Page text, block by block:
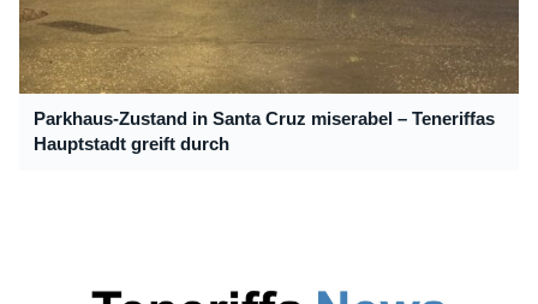
Parkhaus-Zustand in Santa Cruz miserabel – Teneriffas
Hauptstadt greift durch